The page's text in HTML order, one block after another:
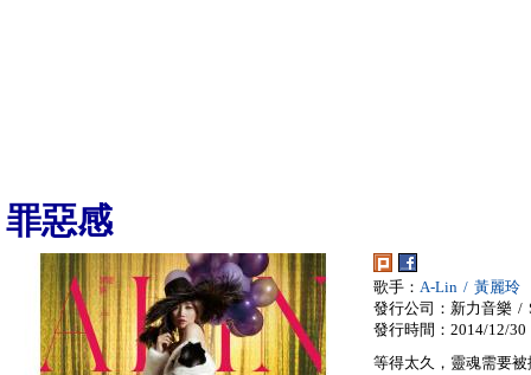
罪惡感
歌手： A-Lin / 黃麗玲
發行公司：新力音樂 /
發行時間：2014/12/30
等得太久，靈魂需要被